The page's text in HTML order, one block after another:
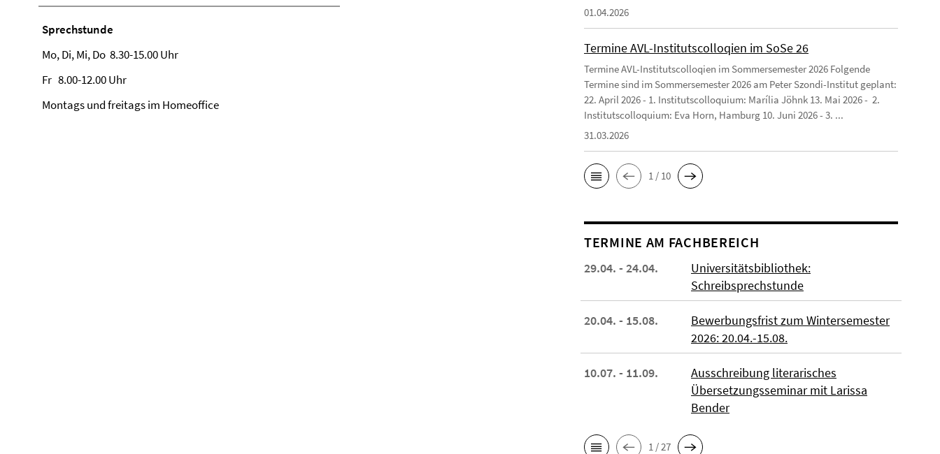
Sprechstunde
Mo, Di, Mi, Do 8.30-15.00 Uhr
Fr 8.00-12.00 Uhr
Montags und freitags im Homeoffice
01.04.2026
Termine AVL-Institutscolloqien im SoSe 26
Termine AVL-Institutscolloqien im Sommersemester 2026 Folgende
Termine sind im Sommersemester 2026 am Peter Szondi-Institut geplant:
22. April 2026 - 1. Institutscolloquium: Marília Jöhnk 13. Mai 2026 - 2.
Institutscolloquium: Eva Horn, Hamburg 10. Juni 2026 - 3. ...
31.03.2026
1 / 10
TERMINE AM FACHBEREICH
29.04. - 24.04.
Universitätsbibliothek:
Schreibsprechstunde
20.04. - 15.08.
Bewerbungsfrist zum Wintersemester
2026: 20.04.-15.08.
10.07. - 11.09.
Ausschreibung literarisches
Übersetzungsseminar mit Larissa
Bender
1 / 27